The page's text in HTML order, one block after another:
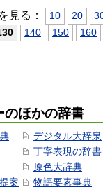
見る： 10 20
140 150 160
のほかの辞書
案
デジタル大辞泉
丁寧表現の辞書
原色大辞典
物語要素事典